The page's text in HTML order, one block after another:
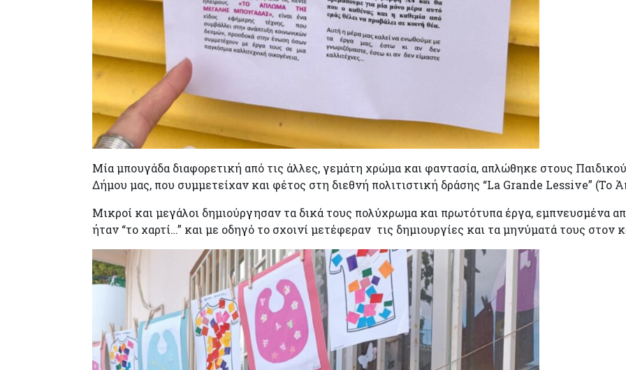
Μία μπουγάδα διαφορετική από τις άλλες, γεμάτη χρώμα και φαντασία, απλώθηκε στους
Δήμου μας, που συμμετείχαν και φέτος στη διεθνή πολιτιστική δράσης “La Grande Lessive”
Μικροί και μεγάλοι δημιούργησαν τα δικά τους πολύχρωμα και πρωτότυπα έργα, εμπνευσμένα
ήταν “το χαρτί…” και με οδηγό το σχοινί μετέφεραν τις δημιουργίες και τα μηνύματά τους στον